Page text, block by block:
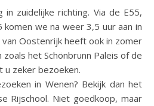
zuidelijke richting. Via de E55,
komen we na weer 3,5 uur aan in
Oostenrijk heeft ook in zomer
het Schönbrunn Paleis of de
u zeker bezoeken.
in Wenen? Bekijk dan het
Rijschool. Niet goedkoop, maar